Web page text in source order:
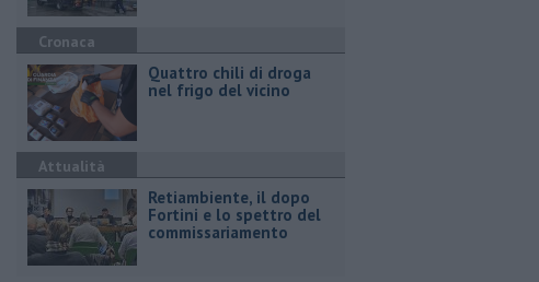
Cronaca
Quattro chili di droga
nel frigo del vicino
Attualità
Retiambiente, il dopo
Fortini e lo spettro del
commissariamento